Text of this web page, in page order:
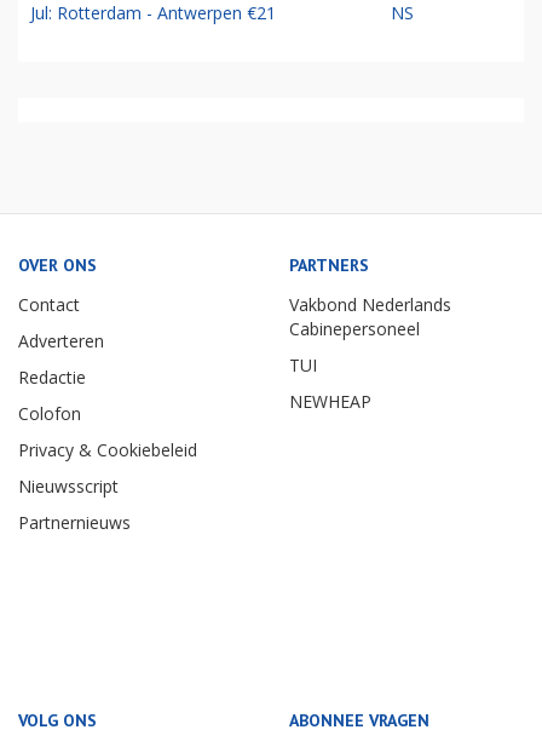
Jul: Rotterdam - Antwerpen €21 NS
OVER ONS
Contact
Adverteren
Redactie
Colofon
Privacy & Cookiebeleid
Nieuwsscript
Partnernieuws
PARTNERS
Vakbond Nederlands
Cabinepersoneel
TUI
NEWHEAP
VOLG ONS ABONNEE VRAGEN